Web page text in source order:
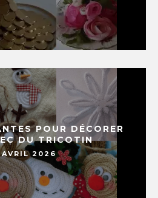
POUR DÉCORER
DU TRICOTIN
AVRIL 2026